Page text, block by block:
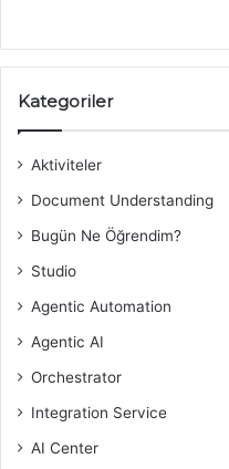
Kategoriler
Aktiviteler
Document Understanding
Bugün Ne Öğrendim?
Studio
Agentic Automation
Agentic AI
Orchestrator
Integration Service
AI Center